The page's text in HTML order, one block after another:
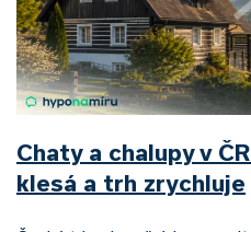
Chaty a chalupy v
klesá a trh zrychluje